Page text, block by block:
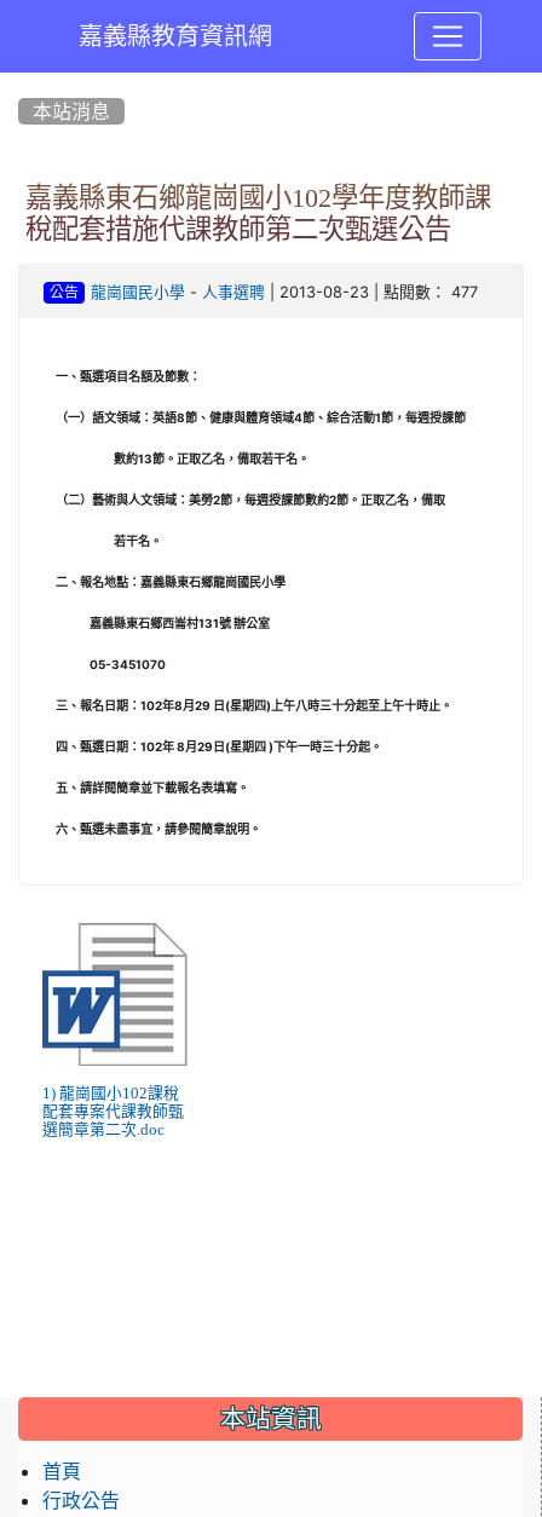
嘉義縣教育資訊網
本站消息
嘉義縣東石鄉龍崗國小102學年度教師課
稅配套措施代課教師第二次甄選公告
公告 龍崗國民小學- 人事選聘| 2013-08-23 | 點閱數： 477
一、甄選項目名額及節數：
（一）語文領域：英語8節、健康與體育領域4節、綜合活動1節，每週授課節
數約13節。正取乙名，備取若干名。
（二）藝術與人文領域：美勞2節， 每週授課節數約2節。正取乙名，備取
若干名。
二、報名地點：嘉義縣東石鄉龍崗國民小學
嘉義縣東石鄉西崙村131號 辦公室
05-3451070
三、報名日期：102年8月29 日(星期四)上午八時三十分起至上午十時止。
四、甄選日期：102年8月29日(星期四 )下午一時三十分起。
五、請詳閱簡章並下載報名表填寫。
六、甄選未盡事宜，請參閱簡章說明。
1) 龍崗國小102課稅
配套專案代課教師甄
選簡章第二次.doc
::: 本站資訊
首頁
行政公告